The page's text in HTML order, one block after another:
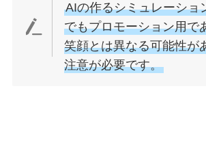
AIの作るシミュレーショ
でもプロモーション用で
笑顔とは異なる可能性が
注意が必要です。